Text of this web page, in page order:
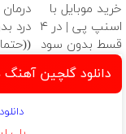
میلیون تومان!!!
دندان
با40%تخفیف)
خرید موبایل با
اسنپ پی | در ۴
قسط بدون سود
و کارمزد!
درد
((حتما
کن))
دانلود گلچین آهنگ